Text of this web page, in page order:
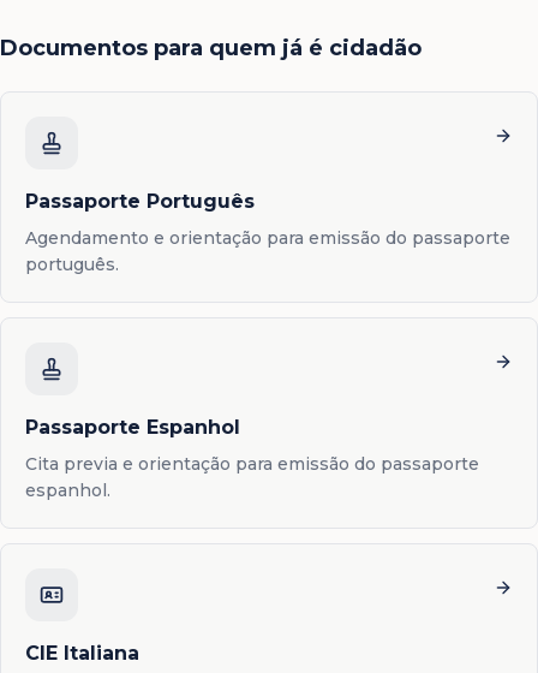
Documentos para quem já é cidadão
Passaporte Português
Agendamento e orientação para emissão do passaporte
português.
Passaporte Espanhol
Cita previa e orientação para emissão do passaporte
espanhol.
CIE Italiana